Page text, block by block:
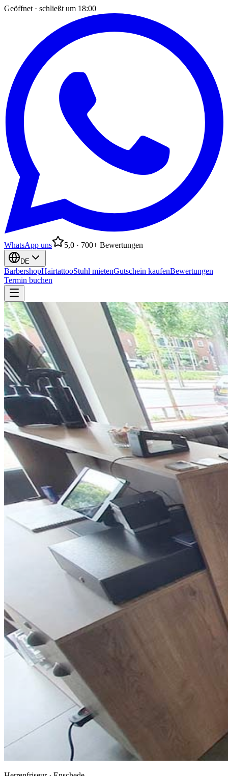
Geöffnet · schließt um 18:00
WhatsApp uns 5,0 · 700+ Bewertungen
DE
BarbershopHairtattooStuhl mietenGutschein kaufenBewertungen
Termin buchen